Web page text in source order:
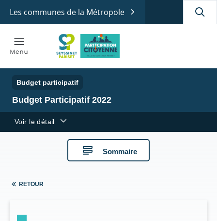
Les communes de la Métropole
Budget participatif
Budget Participatif 2022
Voir le détail
Sommaire
RETOUR